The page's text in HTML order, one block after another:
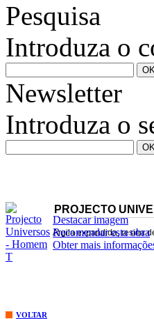
Pesquisa
Introduza o
Newsletter
Introduza o
PROJECTO
Argila expandida, resina
Destacar imagem
Recomendar esta obra
Obter mais
VOLTAR